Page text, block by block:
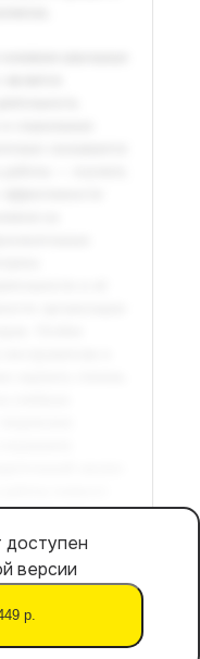
доступен
версии
р.